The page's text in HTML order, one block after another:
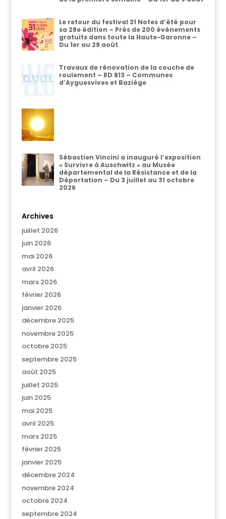
Le retour du festival 31 Notes d’été pour
sa 28e édition – Près de 200 événements
gratuits dans toute la Haute-Garonne –
Du 1er au 29 août
Travaux de rénovation de la couche de
roulement – RD 813 – Communes
d’Ayguesvives et Baziège
Sébastien Vincini a inauguré l’exposition
« Survivre à Auschwitz » au Musée
départemental de la Résistance et de la
Déportation – Du 3 juillet au 31 octobre
2026
Archives
juillet 2026
juin 2026
mai 2026
avril 2026
mars 2026
février 2026
janvier 2026
décembre 2025
novembre 2025
octobre 2025
septembre 2025
août 2025
juillet 2025
juin 2025
mai 2025
avril 2025
mars 2025
février 2025
janvier 2025
décembre 2024
novembre 2024
octobre 2024
septembre 2024